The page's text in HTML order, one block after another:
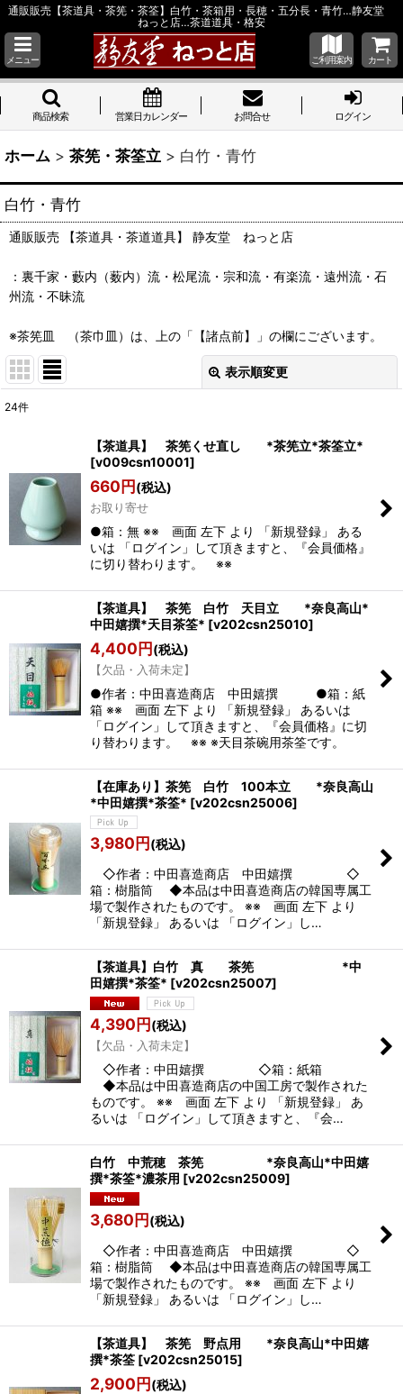
通販販売【茶道具・茶筅・茶筌】白竹・茶箱用・長穂・五分長・青竹…静友堂
ねっと店…茶道道具・格安
メニュー ご利用案内 カート
商品検索 営業日カレンダー お問合せ ログイン
ホーム > 茶筅・茶筌立 > 白竹・青竹
白竹・青竹
通販販売 【茶道具・茶道道具】 静友堂 ねっと店
：裏千家・藪内（薮内）流・松尾流・宗和流・有楽流・遠州流・石
州流・不昧流
※茶筅皿 （茶巾皿）は、上の「【諸点前】」の欄にございます。
表示順変更
並び順:
24件
【茶道具】 茶筅くせ直し *茶筅立*茶筌立*
[v009csn10001]
660円(税込)
お取り寄せ
●箱：無 ※※ 画面 左下 より 「新規登録」 ある
いは 「ログイン」して頂きますと、『会員価格』
に切り替わります。 ※※
【茶道具】 茶筅 白竹 天目立 *奈良高山*
中田嬉撰*天目茶筌* [v202csn25010]
4,400円(税込)
【欠品・入荷未定】
●作者：中田喜造商店 中田嬉撰 ●箱：紙
箱 ※※ 画面 左下 より 「新規登録」 あるいは
「ログイン」して頂きますと、『会員価格』に切
り替わります。 ※※ ※天目茶碗用茶筌です。
【在庫あり】茶筅 白竹 100本立 *奈良高山
*中田嬉撰*茶筌* [v202csn25006]
3,980円(税込)
◇作者：中田喜造商店 中田嬉撰 ◇
箱：樹脂筒 ◆本品は中田喜造商店の韓国専属工
場で製作されたものです。 ※※ 画面 左下 より
「新規登録」 あるいは 「ログイン」し…
【茶道具】白竹 真 茶筅 *中
田嬉撰*茶筌* [v202csn25007]
4,390円(税込)
【欠品・入荷未定】
◇作者：中田嬉撰 ◇箱：紙箱
◆本品は中田喜造商店の中国工房で製作された
ものです。 ※※ 画面 左下 より 「新規登録」 あ
るいは 「ログイン」して頂きますと、『会…
白竹 中荒穂 茶筅 *奈良高山*中田嬉
撰*茶筌*濃茶用 [v202csn25009]
3,680円(税込)
◇作者：中田喜造商店 中田嬉撰 ◇
箱：樹脂筒 ◆本品は中田喜造商店の韓国専属工
場で製作されたものです。 ※※ 画面 左下 より
「新規登録」 あるいは 「ログイン」し…
【茶道具】 茶筅 野点用 *奈良高山*中田嬉
撰*茶筌 [v202csn25015]
2,900円(税込)